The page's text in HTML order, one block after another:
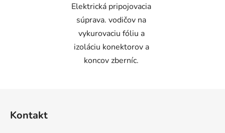
Elektrická pripojovacia
súprava. vodičov na
vykurovaciu fóliu a
izoláciu konektorov a
koncov zberníc.
Kontakt